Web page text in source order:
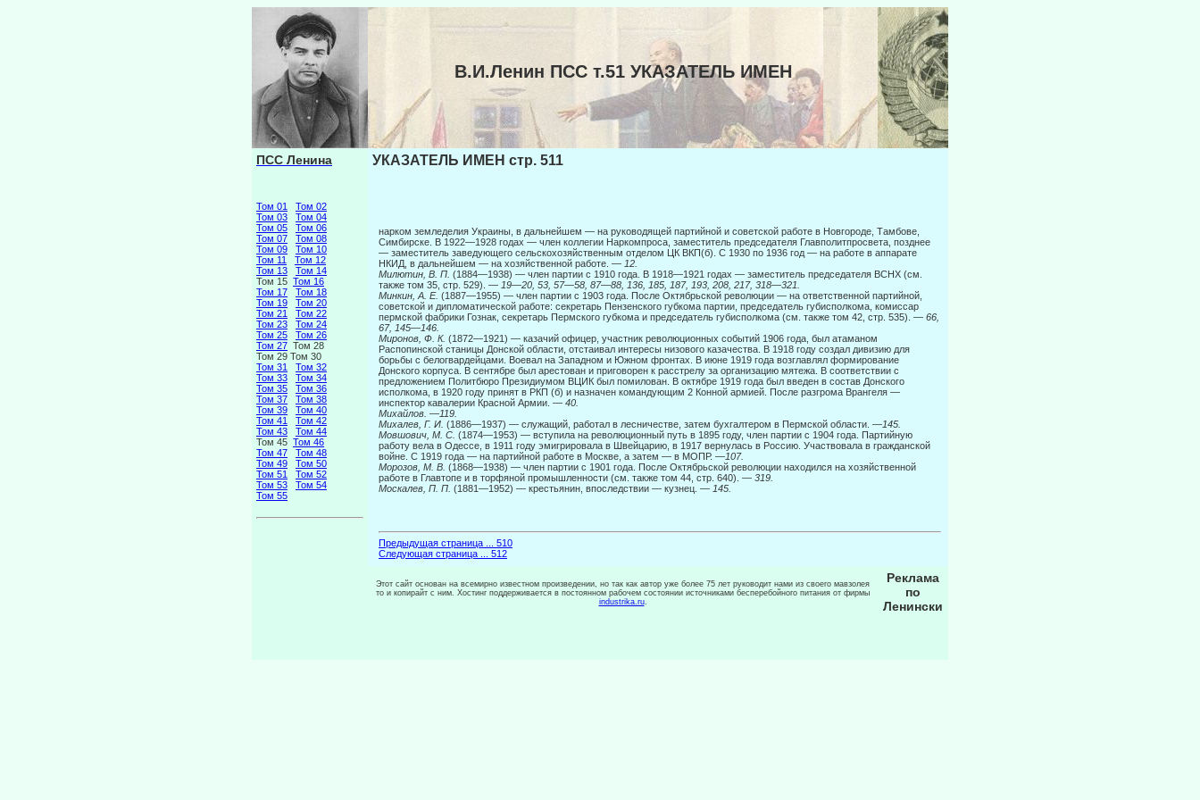
В.И.Ленин ПСС т.51 УКАЗАТЕЛЬ ИМЕН
ПСС Ленина
Том 01
Том 02
Том 03
Том 04
Том 05
Том 06
Том 07
Том 08
Том 09
Том 10
Том 11
Том 12
Том 13
Том 14
Том 15 Том 16
Том 17
Том 18
Том 19
Том 20
Том 21
Том 22
Том 23
Том 24
Том 25
Том 26
Том 27 Том 28
Том 29 Том 30
Том 31
Том 32
Том 33
Том 34
Том 35
Том 36
Том 37
Том 38
Том 39
Том 40
Том 41
Том 42
Том 43
Том 44
Том 45 Том 46
Том 47
Том 48
Том 49
Том 50
Том 51
Том 52
Том 53
Том 54
Том 55
УКАЗАТЕЛЬ ИМЕН стр. 511
нарком земледелия Украины, в дальнейшем — на руководящей партийной и советской работе в Новго­роде, Тамбове,
Симбирске. В 1922—1928 годах — член коллегии Наркомпроса, заместитель председате­ля Главполитпросвета, позднее
— заместитель заведующего сельскохозяйственным отделом ЦК ВКП(б). С 1930 по 1936 год — на работе в аппарате
НКИД, в дальнейшем — на хозяйственной работе. — 12.
Милютин, В. П. (1884—1938) — член партии с 1910 года. В 1918—1921 годах — заместитель предсе­дателя ВСНХ (см.
также том 35, стр. 529). — 19—20, 53, 57—58, 87—88, 136, 185, 187, 193, 208, 217, 318—321.
Минкин, А. Е. (1887—1955) — член партии с 1903 года. После Октябрьской революции — на ответст­венной партийной,
советской и дипломатической работе: секретарь Пензенского губкома партии, пред­седатель губисполкома, комиссар
пермской фабрики Гознак, секретарь Пермского губкома и председа­тель губисполкома (см. также том 42, стр. 535). — 66,
67, 145—146.
Миронов, Ф. К. (1872—1921) — казачий офицер, участник революционных событий 1906 года, был атаманом
Распопинской станицы Донской области, отстаивал интересы низового казачества. В 1918 году создал дивизию для
борьбы с белогвардейцами. Воевал на Западном и Южном фронтах. В июне 1919 года возглавлял формирование
Донского корпуса. В сентябре был арестован и приговорен к расстрелу за организацию мятежа. В соответствии с
предложением Политбюро Президиумом ВЦИК был помилован. В октябре 1919 года был введен в состав Донского
исполкома, в 1920 году принят в РКП (б) и назначен командующим 2 Конной армией. После разгрома Врангеля —
инспектор кавалерии Красной Армии. — 40.
Михайлов. —119.
Михалев, Г. И. (1886—1937) — служащий, работал в лесничестве, затем бухгалтером в Пермской об­ласти. —145.
Мовшович, М. С. (1874—1953) — вступила на революционный путь в 1895 году, член партии с 1904 года. Партийную
работу вела в Одессе, в 1911 году эмигрировала в Швейцарию, в 1917 вернулась в Рос­сию. Участвовала в гражданской
войне. С 1919 года — на партийной работе в Москве, а затем — в МОПР. —107.
Морозов, М. В. (1868—1938) — член партии с 1901 года. После Октябрьской революции находился на хозяйственной
работе в Главтопе и в торфяной промышленности (см. также том 44, стр. 640). — 319.
Москалев, П. П. (1881—1952) — крестьянин, впоследствии — кузнец. — 145.
Предыдущая страница ... 510
Следующая страница ... 512
Этот сайт основан на всемирно известном произведении, но так как автор уже более 75 лет руководит нами из своего мавзолея
то и копирайт с ним. Хостинг поддерживается в постоянном рабочем состоянии источниками бесперебойного питания от фирмы
industrika.ru.
Реклама
по
Ленински